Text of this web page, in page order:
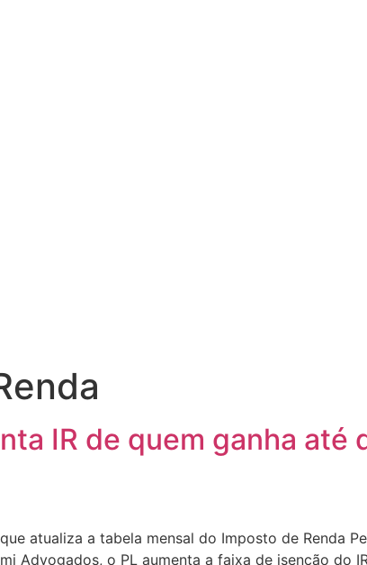
IR de quem ganha até
atualiza a tabela mensal do Imposto de Renda
o PL aumenta a faixa de isenção do